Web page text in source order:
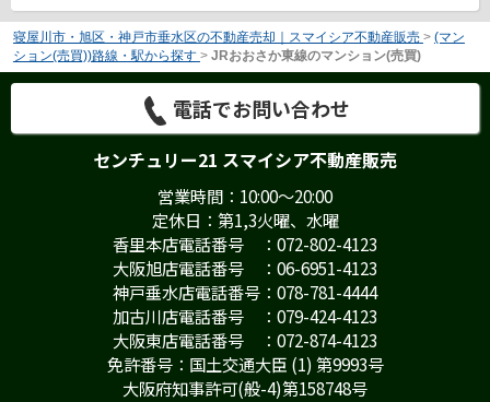
寝屋川市・旭区・神戸市垂水区の不動産売却｜スマイシア不動産販売 > (マン
ション(売買))路線・駅から探す > JRおおさか東線のマンション(売買)
電話でお問い合わせ
センチュリー21 スマイシア不動産販売
営業時間：10:00～20:00
定休日：第1,3火曜、水曜
香里本店電話番号 ：072-802-4123
大阪旭店電話番号 ：06-6951-4123
神戸垂水店電話番号：078-781-4444
加古川店電話番号 ：079-424-4123
大阪東店電話番号 ：072-874-4123
免許番号：国土交通大臣 (1) 第9993号
大阪府知事許可(般-4)第158748号